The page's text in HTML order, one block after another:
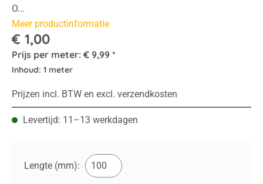
O...
Meer productinformatie
€ 1,00
Prijs per meter: € 9,99 *
Inhoud: 1 meter
Prijzen incl. BTW en excl. verzendkosten
Levertijd: 11–13 werkdagen
Lengte (mm):